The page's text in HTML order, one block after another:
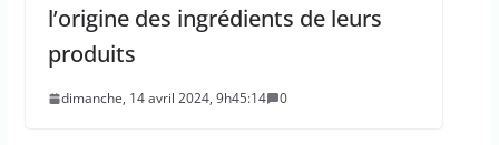
l’origine des ingrédients de leurs
produits
dimanche, 14 avril 2024, 9h45:14 0